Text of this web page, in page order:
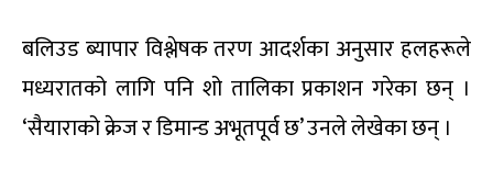
बलिउड ब्यापार विश्लेषक तरण आदर्शका अनुसार हलहरूले
मध्यरातको लागि पनि शो तालिका प्रकाशन गरेका छन् ।
‘सैयाराको क्रेज र डिमान्ड अभूतपूर्व छ’ उनले लेखेका छन् ।